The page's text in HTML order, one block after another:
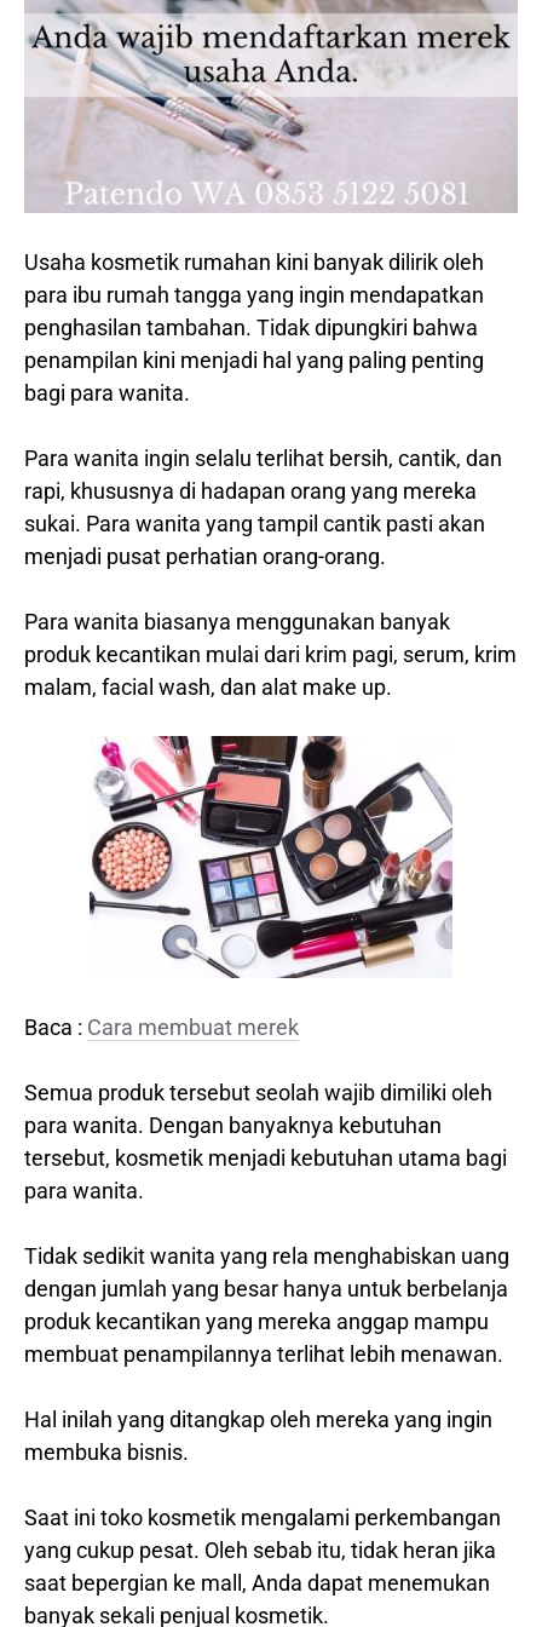
Usaha kosmetik rumahan kini banyak dilirik oleh
para ibu rumah tangga yang ingin mendapatkan
penghasilan tambahan. Tidak dipungkiri bahwa
penampilan kini menjadi hal yang paling penting
bagi para wanita.
Para wanita ingin selalu terlihat bersih, cantik, dan
rapi, khususnya di hadapan orang yang mereka
sukai. Para wanita yang tampil cantik pasti akan
menjadi pusat perhatian orang-orang.
Para wanita biasanya menggunakan banyak
produk kecantikan mulai dari krim pagi, serum, krim
malam, facial wash, dan alat make up.
Baca : Cara membuat merek
Semua produk tersebut seolah wajib dimiliki oleh
para wanita. Dengan banyaknya kebutuhan
tersebut, kosmetik menjadi kebutuhan utama bagi
para wanita.
Tidak sedikit wanita yang rela menghabiskan uang
dengan jumlah yang besar hanya untuk berbelanja
produk kecantikan yang mereka anggap mampu
membuat penampilannya terlihat lebih menawan.
Hal inilah yang ditangkap oleh mereka yang ingin
membuka bisnis.
Saat ini toko kosmetik mengalami perkembangan
yang cukup pesat. Oleh sebab itu, tidak heran jika
saat bepergian ke mall, Anda dapat menemukan
banyak sekali penjual kosmetik.